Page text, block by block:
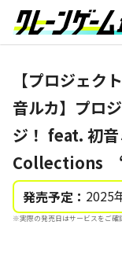
【プロジェク
音ルカ】プロ
ジ！ feat. 初
Collections “
発売予定： 2025
※実際の発売日はサービスをご確